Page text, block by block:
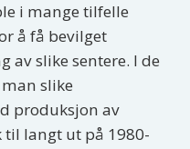
i mange tilfelle
å få bevilget
av slike sentere. I de
slike
produksjon av
langt ut på 1980-